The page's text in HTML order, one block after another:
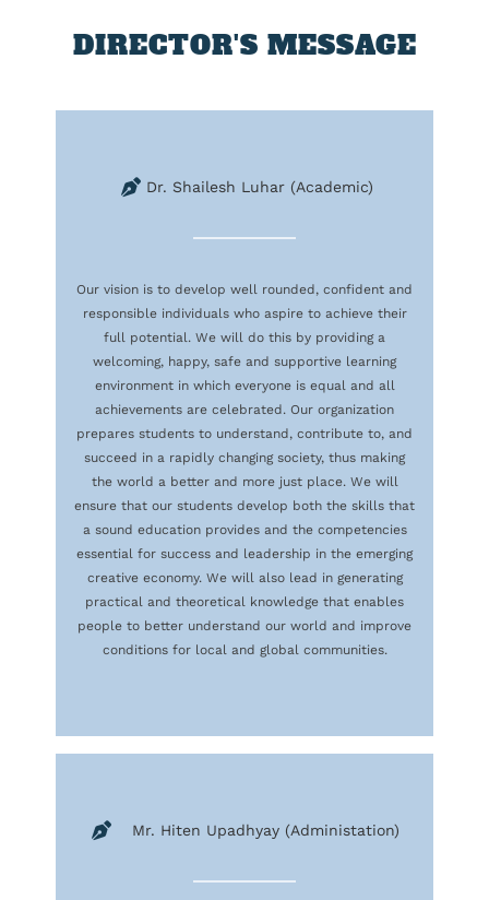
DIRECTOR'S MESSAGE
Dr. Shailesh Luhar (Academic)
Our vision is to develop well rounded, confident and
responsible individuals who aspire to achieve their
full potential. We will do this by providing a
welcoming, happy, safe and supportive learning
environment in which everyone is equal and all
achievements are celebrated. Our organization
prepares students to understand, contribute to, and
succeed in a rapidly changing society, thus making
the world a better and more just place. We will
ensure that our students develop both the skills that
a sound education provides and the competencies
essential for success and leadership in the emerging
creative economy. We will also lead in generating
practical and theoretical knowledge that enables
people to better understand our world and improve
conditions for local and global communities.
Mr. Hiten Upadhyay (Administation)